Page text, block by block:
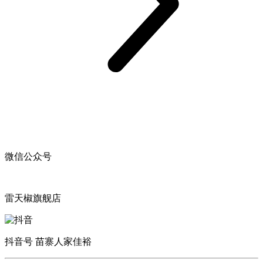
微信公众号
雷天椒旗舰店
抖音号 苗寨人家佳裕